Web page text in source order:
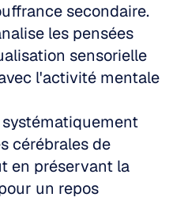
secondaire.
les pensées
sensorielle
l'activité mentale
cérébrales de
en préservant la
un repos